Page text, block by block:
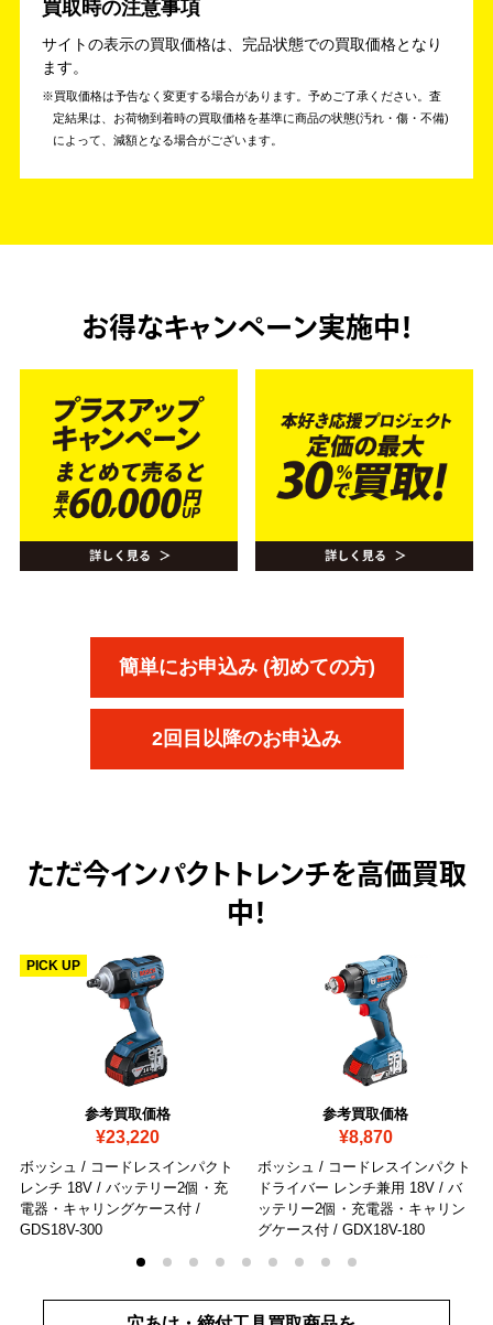
買取時の注意事項
サイトの表示の買取価格は、完品状態での買取価格となり
ます。
買取価格は予告なく変更する場合があります。予めご了承ください。 査
定結果は、お荷物到着時の買取価格を基準に商品の状態(汚れ・傷・不備)
によって、減額となる場合がございます。
お得なキャンペーン実施中！
簡単にお申込み (初めての方)
2回目以降のお申込み
ただ今インパクトトレンチを高価買取
中！
参考買取価格
¥23,220
PICK UP
ボッシュ / コードレスインパクト
レンチ 18V / バッテリー2個・充
電器・キャリングケース付 /
GDS18V-300
参考買取価格
¥8,870
ボッシュ / コードレスインパクト
ドライバー レンチ兼用 18V / バ
ッテリー2個・充電器・キャリン
グケース付 / GDX18V-180